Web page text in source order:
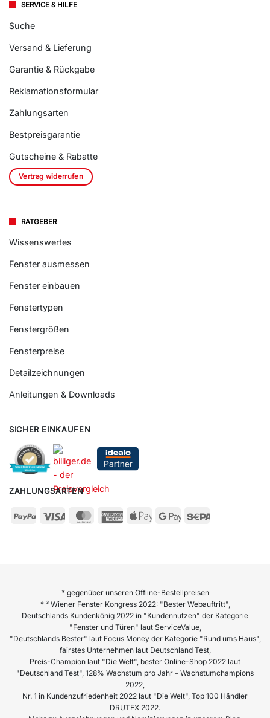
SERVICE & HILFE
Suche
Versand & Lieferung
Garantie & Rückgabe
Reklamationsformular
Zahlungsarten
Bestpreisgarantie
Gutscheine & Rabatte
Vertrag widerrufen
RATGEBER
Wissenswertes
Fenster ausmessen
Fenster einbauen
Fenstertypen
Fenstergrößen
Fensterpreise
Detailzeichnungen
Anleitungen & Downloads
SICHER EINKAUFEN
ZAHLUNGSARTEN
* gegenüber unseren Offline-Bestellpreisen
* ³ Wiener Fenster Kongress 2022: "Bester Webauftritt",
Deutschlands Kundenkönig 2022 in "Kundennutzen" der Kategorie
"Fenster und Türen" laut ServiceValue,
"Deutschlands Bester" laut Focus Money der Kategorie "Rund ums Haus",
fairstes Unternehmen laut Deutschland Test,
Preis-Champion laut "Die Welt", bester Online-Shop 2022 laut
"Deutschland Test", 128% Wachstum pro Jahr – Wachstumchampions
2022,
Nr. 1 in Kundenzufriedenheit 2022 laut "Die Welt", Top 100 Händler
DRUTEX 2022.